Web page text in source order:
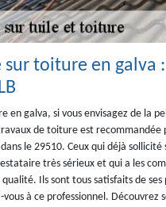
toiture en galva :
en galva, si vous envisagez de la
de toiture est recommandée
le 29510. Ceux qui déjà
très sérieux et qui a les
Ils sont tous satisfaits de ses
vous à ce professionnel. Découvrez